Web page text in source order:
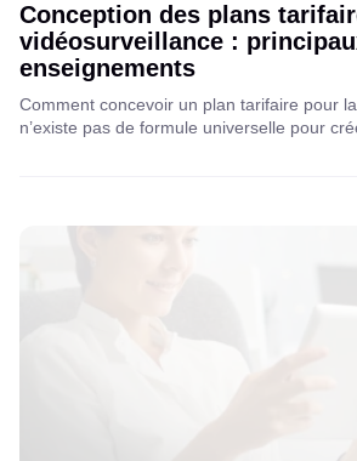
Conception des plans
vidéosurveillance :
enseignements
Comment concevoir un plan tarifaire pour
n’existe pas de formule universelle pour